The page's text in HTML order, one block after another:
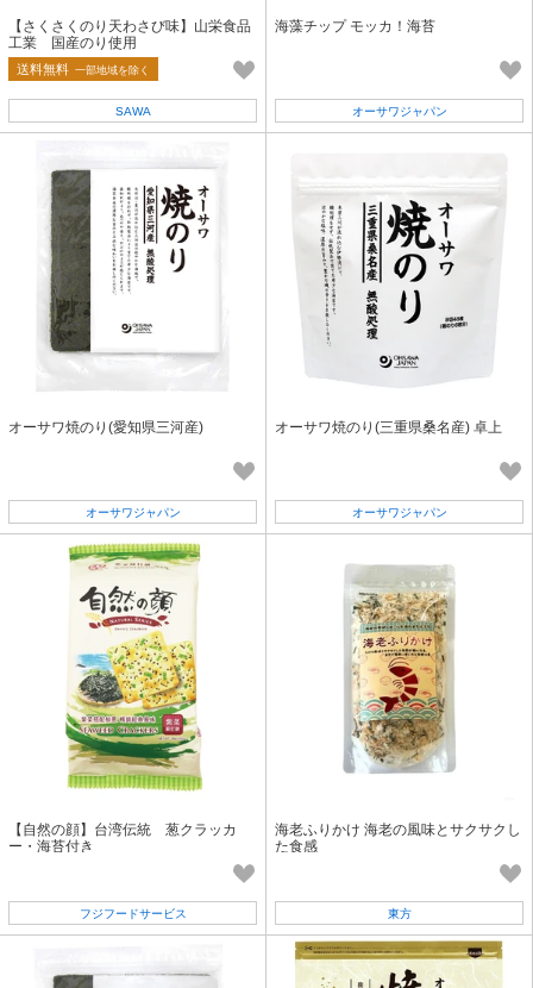
【さくさくのり天わさび味】山栄食品
工業 国産のり使用
送料無料 一部地域を除く
SAWA
海藻チップ モッカ！海苔
オーサワジャパン
オーサワ焼のり(愛知県三河産)
オーサワジャパン
オーサワ焼のり(三重県桑名産) 卓上
オーサワジャパン
【自然の顔】台湾伝統 葱クラッカ
ー・海苔付き
フジフードサービス
海老ふりかけ 海老の風味とサクサクし
た食感
東方